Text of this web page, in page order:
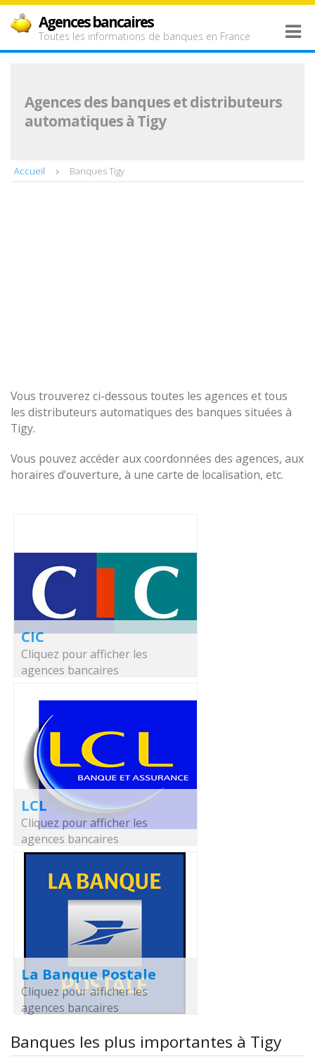
Agences bancaires
Toutes les informations de banques en France
Agences des banques et distributeurs
automatiques à Tigy
Accueil Banques Tigy
Vous trouverez ci-dessous toutes les agences et tous
les distributeurs automatiques des banques situées à
Tigy.
Vous pouvez accéder aux coordonnées des agences, aux
horaires d’ouverture, à une carte de localisation, etc.
CIC
Cliquez pour afficher les
agences bancaires
LCL
Cliquez pour afficher les
agences bancaires
La Banque Postale
Cliquez pour afficher les
agences bancaires
Banques les plus importantes à Tigy